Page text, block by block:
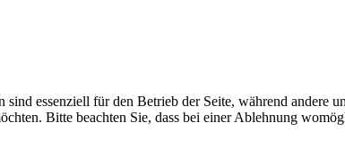
essenziell für den Betrieb der Seite, während andere
Bitte beachten Sie, dass bei einer Ablehnung